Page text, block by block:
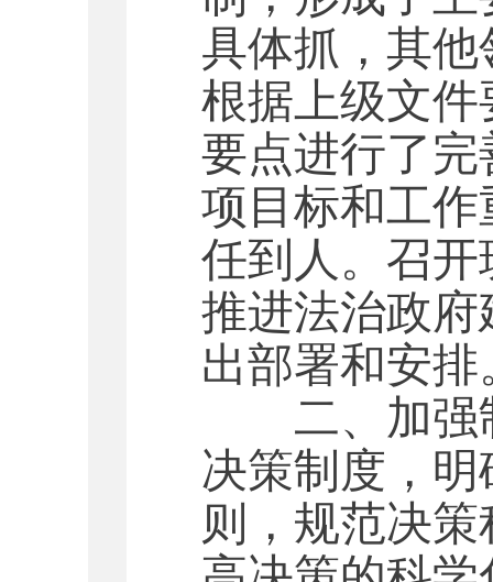
具体抓，其
根据上级文
要点进行了
项目标和工
任到人。召
推进法治政
出部署和安排
二、加强
决策制度，
则，规范决